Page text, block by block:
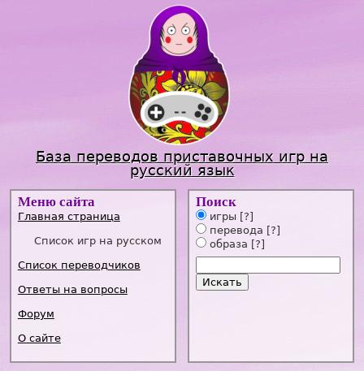
Jump to navigation
База переводов приставочных игр на
русский язык
Меню сайта
Главная страница
Список игр на русском
Список переводчиков
Ответы на вопросы
Форум
О сайте
Поиск
игры [?]
перевода [?]
образа [?]